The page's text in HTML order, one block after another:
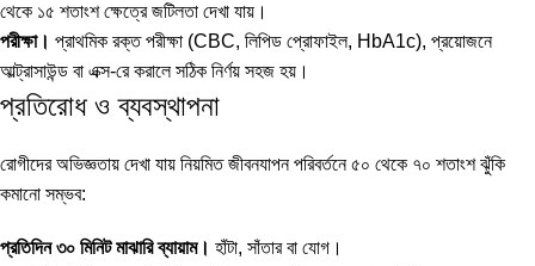
থেকে ১৫ শতাংশ ক্ষেত্রে জটিলতা দেখা যায়।
পরীক্ষা। প্রাথমিক রক্ত পরীক্ষা (CBC, লিপিড প্রোফাইল, HbA1c), প্রয়োজনে
আল্ট্রাসাউন্ড বা এক্স-রে করালে সঠিক নির্ণয় সহজ হয়।
প্রতিরোধ ও ব্যবস্থাপনা
রোগীদের অভিজ্ঞতায় দেখা যায় নিয়মিত জীবনযাপন পরিবর্তনে ৫০ থেকে ৭০ শতাংশ ঝুঁকি
কমানো সম্ভব:
প্রতিদিন ৩০ মিনিট মাঝারি ব্যায়াম। হাঁটা, সাঁতার বা যোগ।